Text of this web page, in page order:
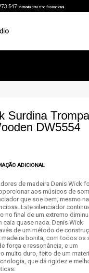
547 Chamada para rede fixa nacional
Surdina Trompa
DW5554
ADICIONAL
de madeira Denis Wick
aos músicos de som
que soe bem, mesmo na
Este silenciador
no final de um extremo
caia quase nada. Denis Wick
de um método de
madeira bonita, com todos os
força e ressonância, e um
muito duro, feito de um
que dá rigidez e